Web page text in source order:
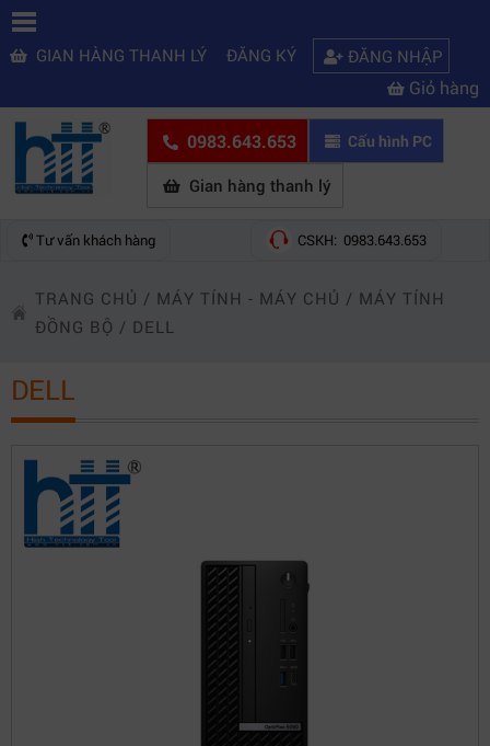
GIAN HÀNG THANH LÝ ĐĂNG KÝ ĐĂNG NHẬP
Giỏ hàng
0983.643.653 Cấu hình PC
Gian hàng thanh lý
Tư vấn khách hàng CSKH: 0983.643.653
TRANG CHỦ / MÁY TÍNH - MÁY CHỦ / MÁY TÍNH
ĐỒNG BỘ / DELL
DELL